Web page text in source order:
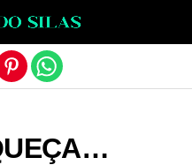
mobile